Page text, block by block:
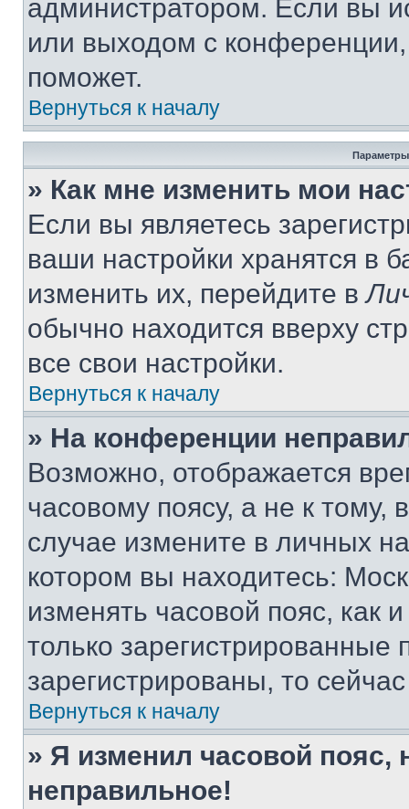
администратором. Если вы
или выходом с
поможет.
Вернуться к началу
Параметры
» Как мне изменить мои
Если вы являетесь
ваши настройки хранятся в
изменить их, перейдите в
обычно находится вверху
все свои настройки.
Вернуться к началу
» На конференции
Возможно, отображается
часовому поясу, а не к тому,
случае измените в личных
котором вы находитесь:
изменять часовой пояс, как
только
зарегистрированы, то
Вернуться к началу
» Я изменил часовой пояс,
неправильное!